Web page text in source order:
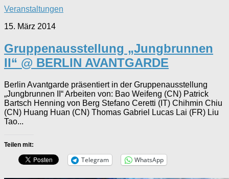
Veranstaltungen
15. März 2014
Gruppenausstellung „Jungbrunnen
II“ @ BERLIN AVANTGARDE
Berlin Avantgarde präsentiert in der Gruppenausstellung
„Jungbrunnen II“ Arbeiten von: Bao Weifeng (CN) Patrick
Bartsch Henning von Berg Stefano Ceretti (IT) Chihmin Chiu
(CN) Huang Huan (CN) Thomas Gabriel Lucas Lai (FR) Liu
Tao...
Teilen mit:
Telegram WhatsApp